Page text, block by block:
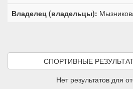
Владелец (владельцы):
СПОРТИВНЫЕ
Нет результатов для